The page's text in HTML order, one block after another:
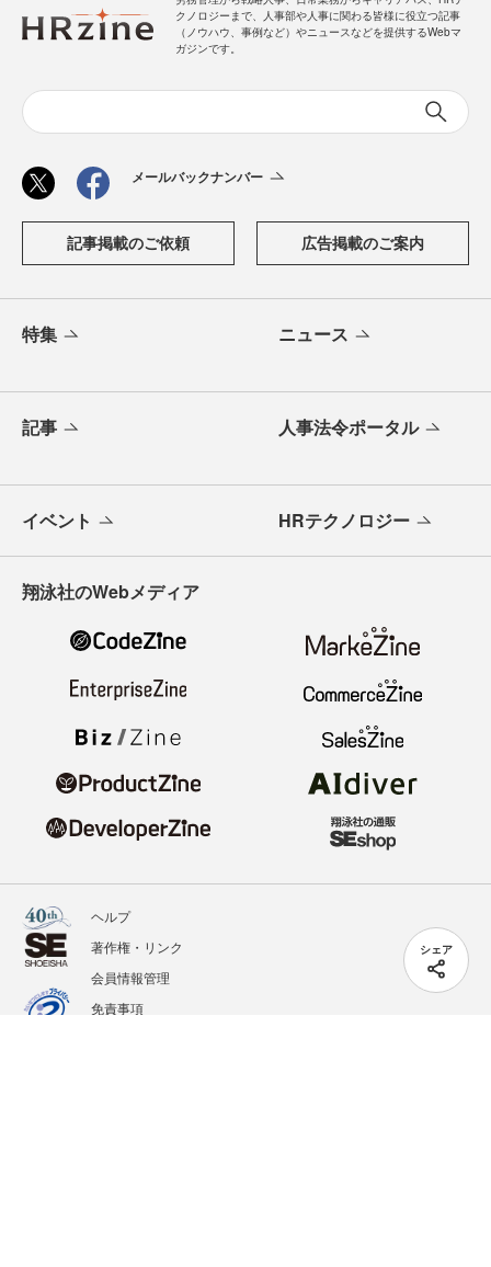
シェア
クノロジーまで、人事部や人事に関わる皆様に役立つ記事
（ノウハウ、事例など）やニュースなどを提供するWebマ
ガジンです。
メールバックナンバー
記事掲載のご依頼 広告掲載のご案内
特集 ニュース
記事 人事法令ポータル
イベント HRテクノロジー
翔泳社のWebメディア
ヘルプ
著作権・リンク
会員情報管理
免責事項